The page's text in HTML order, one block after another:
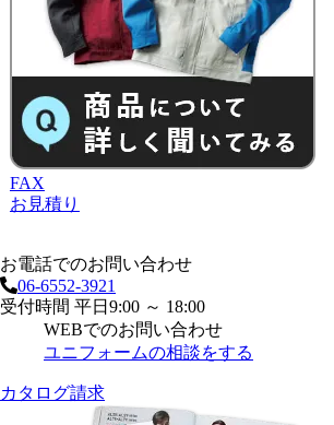
FAX
お見積り
お電話でのお問い合わせ
06-6552-3921
受付時間 平日9:00 ～ 18:00
WEBでのお問い合わせ
ユニフォームの相談をする
カタログ請求